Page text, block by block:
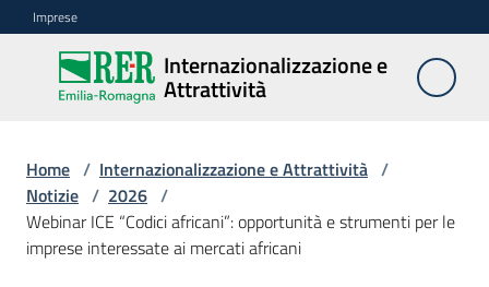
Vai al contenuto
Vai alla navigazione
Vai al footer
Imprese
Internazionalizzazione e
Attrattività
Internazionalizzazione
e Attrattività
Reti
e
partnership
Home / Internazionalizzazione e Attrattività /
Notizie / 2026 /
Webinar ICE “Codici africani”: opportunità e strumenti per le
imprese interessate ai mercati africani